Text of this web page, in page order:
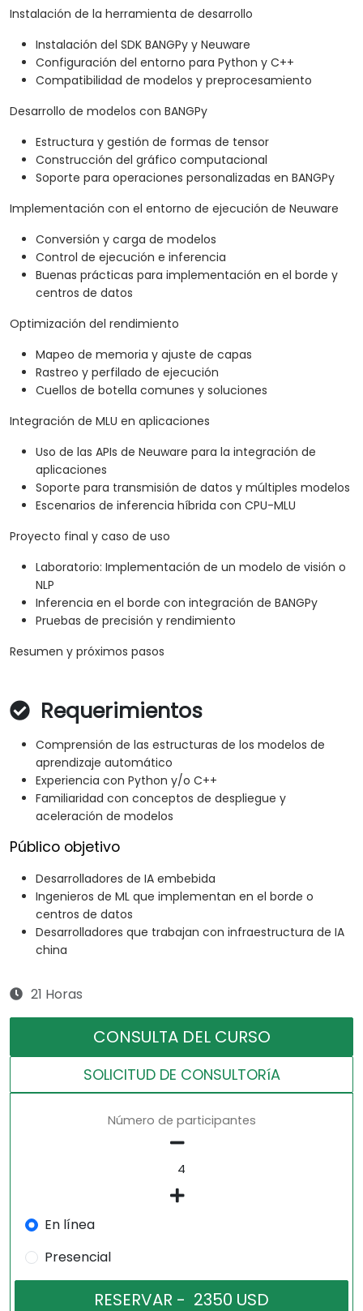
Instalación de la herramienta de desarrollo
Instalación del SDK BANGPy y Neuware
Configuración del entorno para Python y C++
Compatibilidad de modelos y preprocesamiento
Desarrollo de modelos con BANGPy
Estructura y gestión de formas de tensor
Construcción del gráfico computacional
Soporte para operaciones personalizadas en BANGPy
Implementación con el entorno de ejecución de Neuware
Conversión y carga de modelos
Control de ejecución e inferencia
Buenas prácticas para implementación en el borde y
centros de datos
Optimización del rendimiento
Mapeo de memoria y ajuste de capas
Rastreo y perfilado de ejecución
Cuellos de botella comunes y soluciones
Integración de MLU en aplicaciones
Uso de las APIs de Neuware para la integración de
aplicaciones
Soporte para transmisión de datos y múltiples modelos
Escenarios de inferencia híbrida con CPU-MLU
Proyecto final y caso de uso
Laboratorio: Implementación de un modelo de visión o
NLP
Inferencia en el borde con integración de BANGPy
Pruebas de precisión y rendimiento
Resumen y próximos pasos
Requerimientos
Comprensión de las estructuras de los modelos de
aprendizaje automático
Experiencia con Python y/o C++
Familiaridad con conceptos de despliegue y
aceleración de modelos
Público objetivo
Desarrolladores de IA embebida
Ingenieros de ML que implementan en el borde o
centros de datos
Desarrolladores que trabajan con infraestructura de IA
china
21 Horas
CONSULTA DEL CURSO
SOLICITUD DE CONSULTORíA
Número de participantes
En línea
Presencial